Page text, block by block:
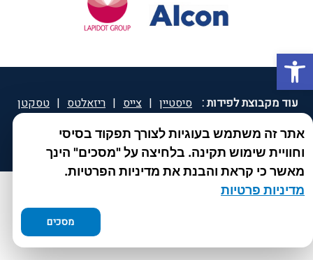
פתח סרגל נגישות
אתר זה משתמש בעוגיות לצורך תפקוד בסיסי
וחוויית שימוש תקינה. בלחיצה על "מסכים" הינך
מאשר כי קראת והבנת את מדיניות הפרטיות.
מדיניות פרטיות
מסכים
עוד מקבוצת לפידות : סיסטיין | צייס | ריזאלטס | טסקטן
| ספאטון | ספיד גרון | יוטיפרו פלוס | קוקידנט |
DROPsept ®